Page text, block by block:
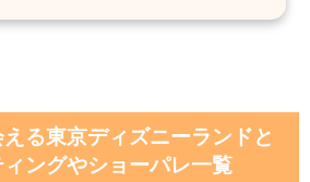
る東京ディズニーランドと
ングやショーパレ一覧